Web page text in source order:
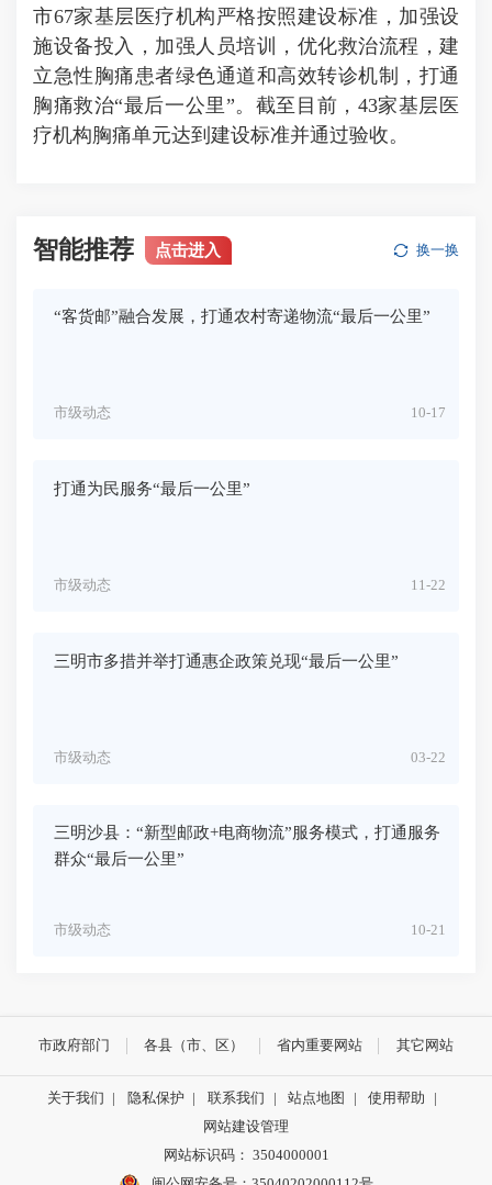
市67家基层医疗机构严格按照建设标准，加强设
施设备投入，加强人员培训，优化救治流程，建
立急性胸痛患者绿色通道和高效转诊机制，打通
胸痛救治“最后一公里”。截至目前，43家基层医
疗机构胸痛单元达到建设标准并通过验收。
智能推荐 点击进入 换一换
“客货邮”融合发展，打通农村寄递物流“最后一公里”
10-17
市级动态
打通为民服务“最后一公里”
11-22
市级动态
三明市多措并举打通惠企政策兑现“最后一公里”
03-22
市级动态
三明沙县：“新型邮政+电商物流”服务模式，打通服务
群众“最后一公里”
10-21
市级动态
市政府部门 各县（市、区） 省内重要网站 其它网站
关于我们 | 隐私保护 | 联系我们 | 站点地图 | 使用帮助
|
网站建设管理
网站标识码： 3504000001